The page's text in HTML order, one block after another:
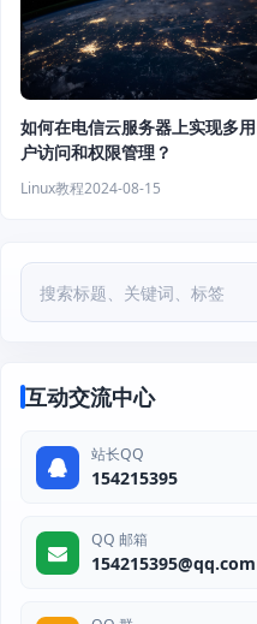
如何在电信云服务器上实现多用
户访问和权限管理？
Linux教程2024-08-15
互动交流中心
站长QQ
154215395
QQ 邮箱
154215395@qq.com